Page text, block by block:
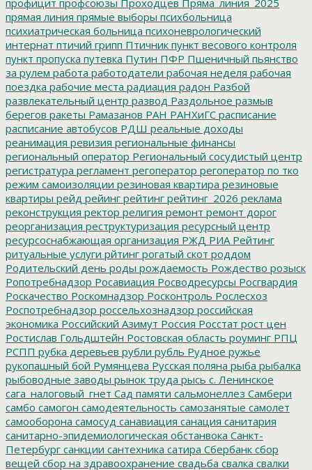
прямая линия прямые выборы психбольница
психиатрическая больница психоневрологический
интернат птичий грипп Птичник пункт весового контроля
пункт пропуска путевка Путин ПФР Пшеничный пьянство
за рулем работа работодатели рабочая неделя рабочая
поездка рабочие места радиация радон Разбой
развлекательный центр развод Раздольное размыв
берегов ракеты Рамазанов РАН РАНХиГС расписание
расписание автобусов РДШ реальные доходы
реанимация ревизия региональные финансы
региональный оператор Региональный сосудистый центр
регистратура регламент регоператор регоператор по тко
режим самоизоляции резиновая квартира резиновые
квартиры рейд рейинг рейтинг рейтинг_2026 реклама
реконструкция ректор религия ремонт ремонт дорог
реорганизация реструктуризация ресурсный центр
ресурсоснабжающая организация РЖД РИА Рейтинг
ритуальные услуги рйтинг рогатый скот роддом
Родительский день роды рождаемость Рождество розыск
Ропотребнадзор Росавиация Росводресурсы Росгвардия
Роскачество Роскомнадзор Росконтроль Рослесхоз
Роспотребнадзор россельхознадзор российская
экономика Российский Азимут Россия Росстат рост цен
Ростислав Гольдштейн Ростовская область роуминг РПЦ
РСПП рубка деревьев рубли рубль Рудное ружье
рукопашный бой Румянцева Русская поляна рыба рыбалка
рыбоводные заводы рынок труда рысь с. Ленинское
сага_налоговый_гнет Сад памяти сальмонеллез Самбери
самбо самогон самодеятельность самозанятые самолет
самооборона самосуд санавиация санация санитария
санитарно-эпидемиологическая обстанвока Санкт-
Петербург санкции сантехника сатира Сбербанк сбор
вещей сбор на здравоохранение свадьба свалка свалки